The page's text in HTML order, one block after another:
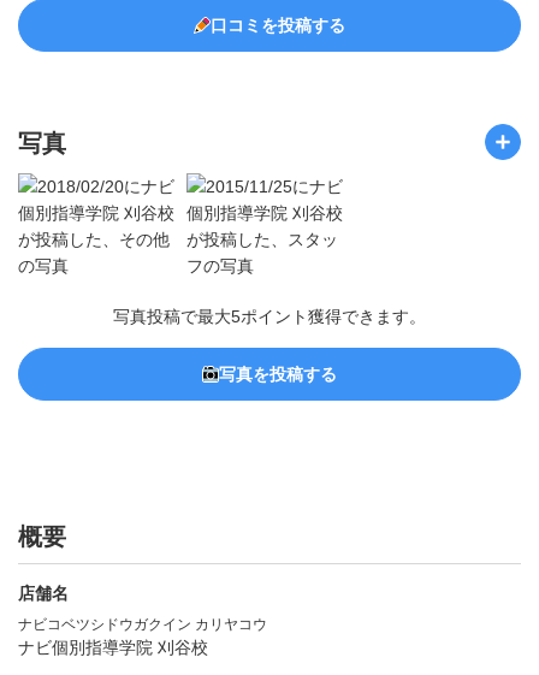
口コミを投稿する
写真
写真投稿で最大5ポイント獲得できます。
写真を投稿する
概要
店舗名
ナビコベツシドウガクイン カリヤコウ
ナビ個別指導学院 刈谷校